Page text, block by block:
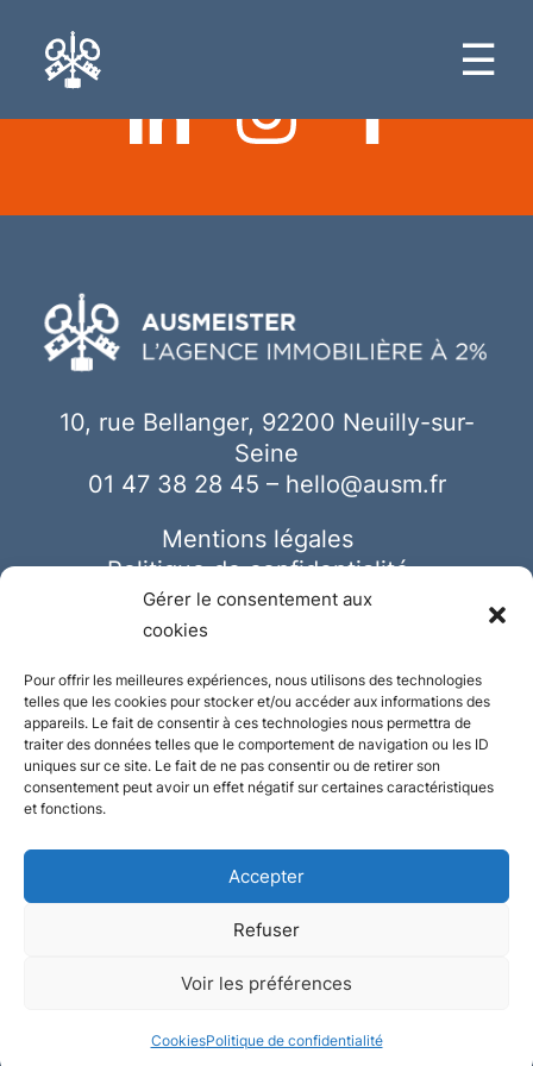
Gérer le consentement aux
cookies
Pour offrir les meilleures expériences, nous utilisons des technologies
telles que les cookies pour stocker et/ou accéder aux informations des
appareils. Le fait de consentir à ces technologies nous permettra de
traiter des données telles que le comportement de navigation ou les ID
uniques sur ce site. Le fait de ne pas consentir ou de retirer son
consentement peut avoir un effet négatif sur certaines caractéristiques
et fonctions.
Accepter
Refuser
Voir les préférences
CookiesPolitique de confidentialité
☰
10, rue Bellanger, 92200 Neuilly-sur-
Seine
01 47 38 28 45 – hello@ausm.fr
Mentions légales
Politique de confidentialité
Cookies
Conception et réalisation :Plate